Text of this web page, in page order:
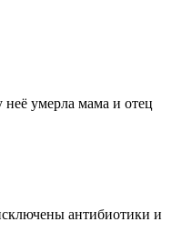
умерла мама и отец
антибиотики и